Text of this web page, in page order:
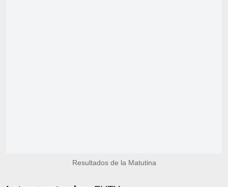
Resultados de la Matutina